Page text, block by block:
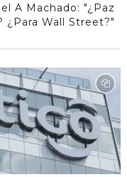
A Machado: "¿Paz
¿Para Wall Street?"